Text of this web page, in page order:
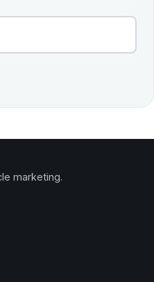
marketing.